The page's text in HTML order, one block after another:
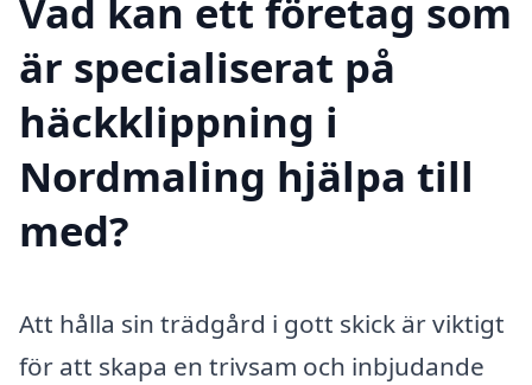
Vad kan ett företag som
är specialiserat på
häckklippning i
Nordmaling hjälpa till
med?
Att hålla sin trädgård i gott skick är viktigt
för att skapa en trivsam och inbjudande